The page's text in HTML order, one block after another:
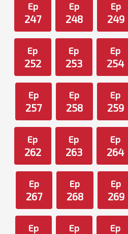
Ep
247
Ep
248
Ep
249
Ep
252
Ep
253
Ep
254
Ep
257
Ep
258
Ep
259
Ep
262
Ep
263
Ep
264
Ep
267
Ep
268
Ep
269
Ep Ep Ep